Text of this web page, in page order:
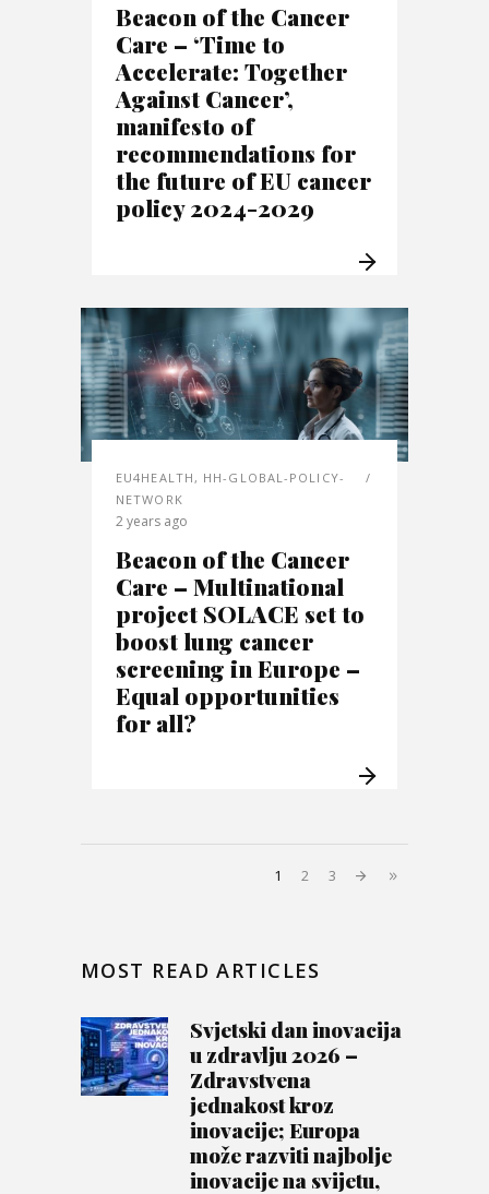
Beacon of the Cancer
Care – ‘Time to
Accelerate: Together
Against Cancer’,
manifesto of
recommendations for
the future of EU cancer
policy 2024-2029
EU4HEALTH , HH-GLOBAL-POLICY-
NETWORK
2 years ago
Beacon of the Cancer
Care – Multinational
project SOLACE set to
boost lung cancer
screening in Europe –
Equal opportunities
for all?
1 2 3
MOST READ ARTICLES
Svjetski dan inovacija
u zdravlju 2026 –
Zdravstvena
jednakost kroz
inovacije; Europa
može razviti najbolje
inovacije na svijetu,